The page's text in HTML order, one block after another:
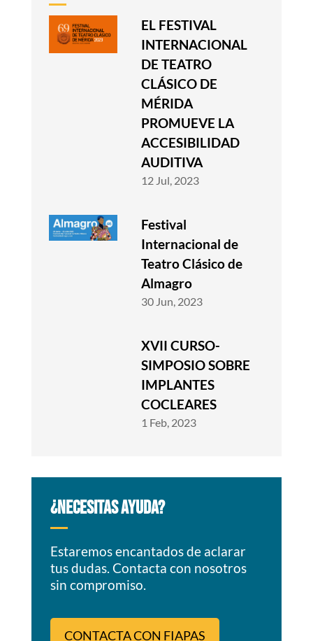
EL FESTIVAL
INTERNACIONAL
DE TEATRO
CLÁSICO DE
MÉRIDA
PROMUEVE LA
ACCESIBILIDAD
AUDITIVA
12 Jul, 2023
Festival
Internacional de
Teatro Clásico de
Almagro
30 Jun, 2023
XVII CURSO-
SIMPOSIO SOBRE
IMPLANTES
COCLEARES
1 Feb, 2023
¿NECESITAS AYUDA?
Estaremos encantados de aclarar
tus dudas. Contacta con nosotros
sin compromiso.
CONTACTA CON FIAPAS